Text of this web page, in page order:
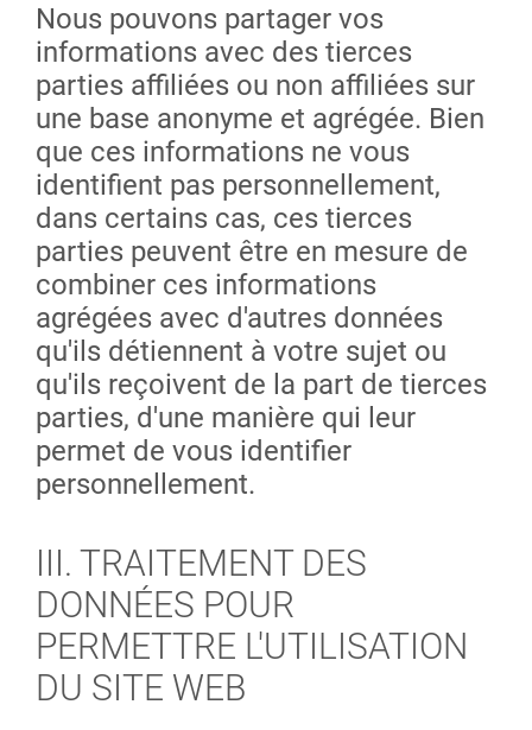
Nous pouvons partager vos
informations avec des tierces
parties affiliées ou non affiliées sur
une base anonyme et agrégée. Bien
que ces informations ne vous
identifient pas personnellement,
dans certains cas, ces tierces
parties peuvent être en mesure de
combiner ces informations
agrégées avec d'autres données
qu'ils détiennent à votre sujet ou
qu'ils reçoivent de la part de tierces
parties, d'une manière qui leur
permet de vous identifier
personnellement.
III. TRAITEMENT DES
DONNÉES POUR
PERMETTRE L'UTILISATION
DU SITE WEB